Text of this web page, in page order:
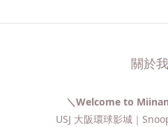
關於
＼Welcome to
USJ 大阪環球影城｜